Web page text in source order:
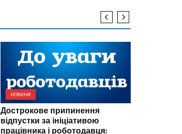
НОВИНИ
Дострокове припинення
відпустки за ініціативою
працівника і роботодавця: